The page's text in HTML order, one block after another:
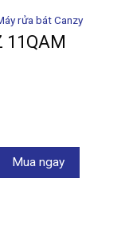
rửa bát Canzy
11QAM
Mua ngay